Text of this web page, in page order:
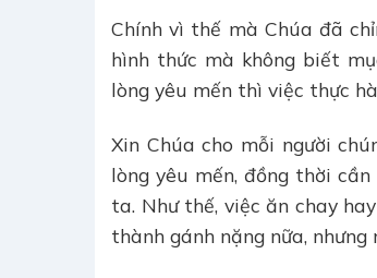
Chính vì thế mà Chúa đã
hình thức mà không biết
lòng yêu mến thì việc thực
Xin Chúa cho mỗi người
lòng yêu mến, đồng thời
ta. Như thế, việc ăn chay
thành gánh nặng nữa,